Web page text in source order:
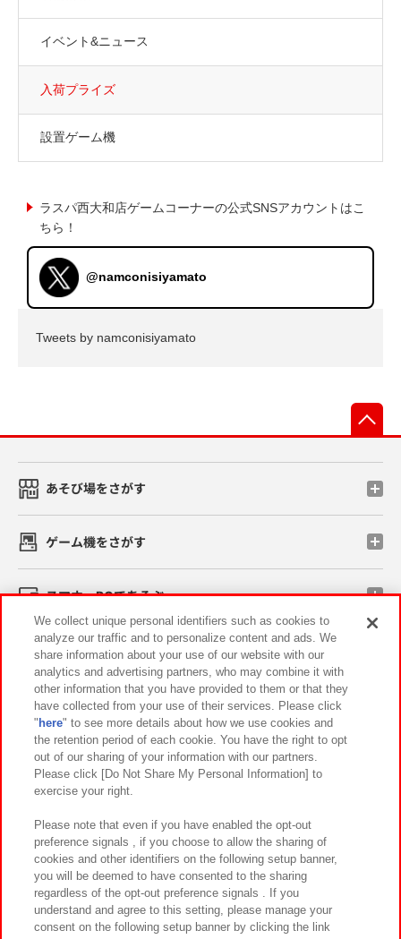
イベント&ニュース
入荷プライズ
設置ゲーム機
ラスパ西大和店ゲームコーナーの公式SNSアカウントはこ
ちら！
@namconisiyamato
Tweets by namconisiyamato
あそび場をさがす
ゲーム機をさがす
スマホ・PCであそぶ
イベント・キャンペーン
関連会社 サステナビリティ サイトポリシー
プライバシーポリシー ウェブアクセシビリティ方針と検証結果
お取引先さまとともに
カスタマーハラスメント対応方針 よくあるご質問・お問い合わせ
We collect unique personal identifiers such as cookies to
analyze our traffic and to personalize content and ads. We
share information about your use of our website with our
analytics and advertising partners, who may combine it with
other information that you have provided to them or that they
have collected from your use of their services. Please click
" here" to see more details about how we use cookies and
the retention period of each cookie. You have the right to opt
out of our sharing of your information with our partners.
Please click [Do Not Share My Personal Information] to
exercise your right.
Please note that even if you have enabled the opt-out
preference signals , if you choose to allow the sharing of
cookies and other identifiers on the following setup banner,
you will be deemed to have consented to the sharing
regardless of the opt-out preference signals . If you
understand and agree to this setting, please manage your
consent on the following setup banner by clicking the link